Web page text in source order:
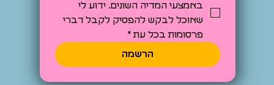
באמצעי המדיה השונים. ידוע לי
שאוכל לבקש להפסיק לקבל דברי
פרסומות בכל עת *
הרשמה